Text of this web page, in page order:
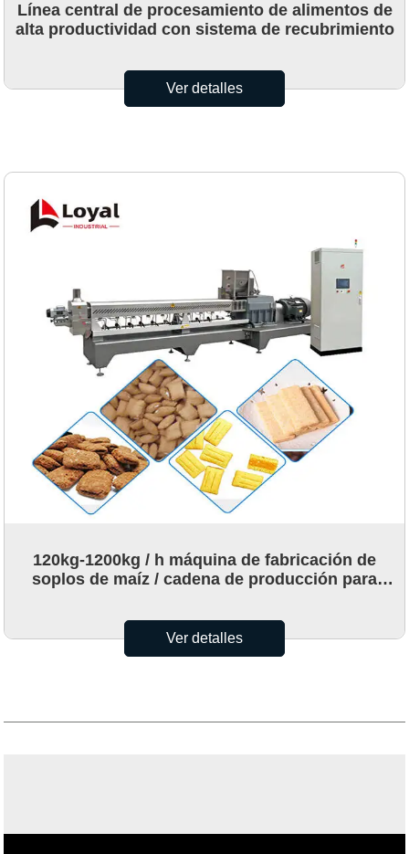
Línea central de procesamiento de alimentos de
alta productividad con sistema de recubrimiento
Ver detalles
120kg-1200kg / h máquina de fabricación de
soplos de maíz / cadena de producción para
Ver detalles